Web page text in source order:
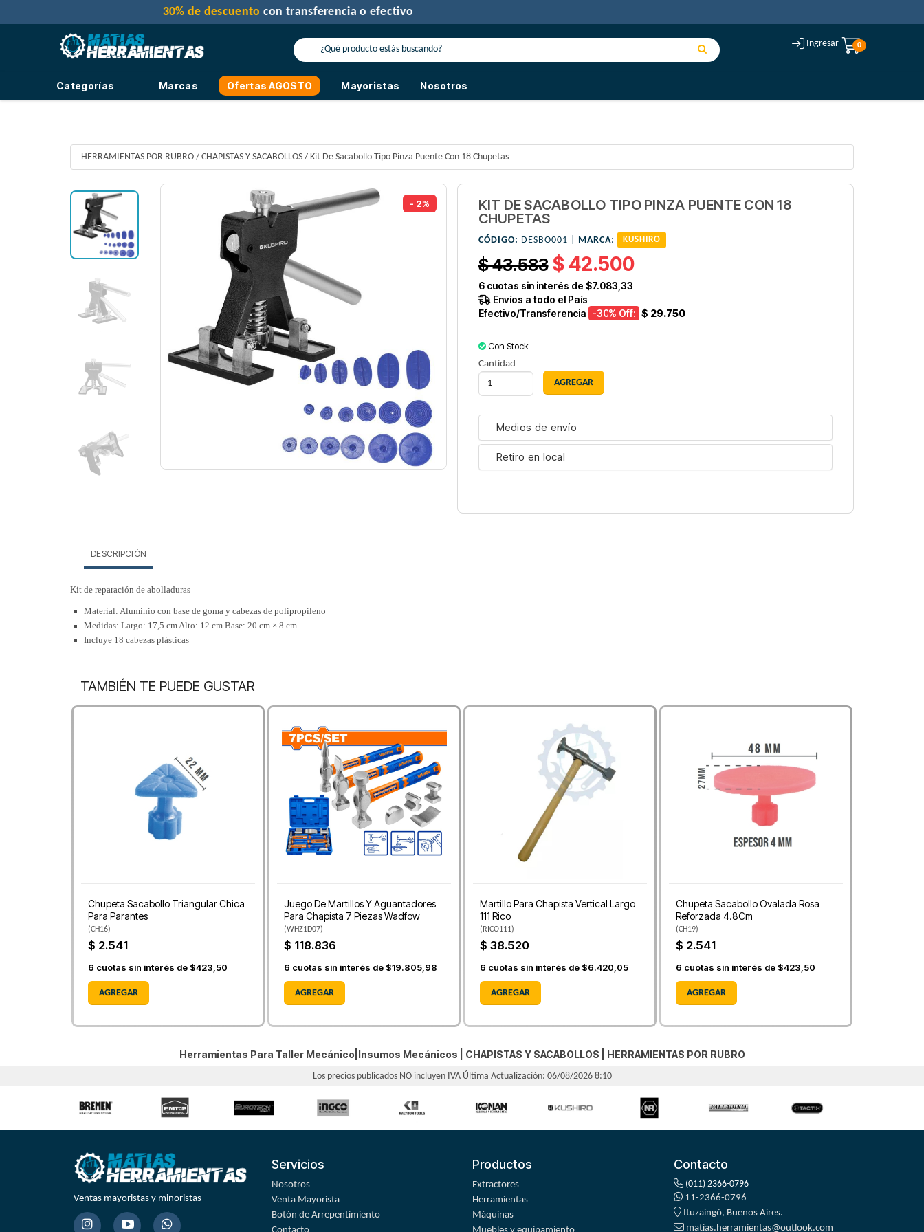
Ingresar 0
Categorías Marcas Ofertas AGOSTO Mayoristas Nosotros
30% de descuento
HERRAMIENTAS POR RUBRO / CHAPISTAS Y SACABOLLOS / Kit De Sacabollo Tipo Pinza Puente Con 18 Chupetas
- 2%
KIT DE SACABOLLO TIPO PINZA PUENTE CON 18
CHUPETAS
CÓDIGO: DESBO001 | MARCA: KUSHIRO
$ 43.583 $ 42.500
6cuotas sin interés de $7.083,33
Envíos a todo el País
Efectivo/Transferencia -30% Off: $ 29.750
Con Stock
Cantidad
Medios de envío
Retiro en local
DESCRIPCIÓN
Kit de reparación de abolladuras
Material: Aluminio con base de goma y cabezas de polipropileno
Medidas: Largo: 17,5 cm Alto: 12 cm Base: 20 cm × 8 cm
Incluye 18 cabezas plásticas
TAMBIÉN TE PUEDE GUSTAR
Chupeta Sacabollo Triangular Chica
Para Parantes
(CH16)
$ 2.541
6 cuotas sin interés de $423,50
AGREGAR
Juego De Martillos Y Aguantadores
Para Chapista 7 Piezas Wadfow
(WHZ1D07)
$ 118.836
6 cuotas sin interés de $19.805,98
AGREGAR
Martillo Para Chapista Vertical Largo
111 Rico
( RICO111)
$ 38.520
6 cuotas sin interés de $6.420,05
AGREGAR
Chupeta Sacabollo Ovalada Rosa
Reforzada 4.8Cm
(CH19)
$ 2.541
6 cuotas sin interés de $423,50
AGREGAR
Herramientas Para Taller Mecánico|Insumos Mecánicos | CHAPISTAS Y SACABOLLOS HERRAMIENTAS POR RUBRO
Los precios publicados NO incluyen IVA Última Actualización: 06/08/2026 8:10
Ventas mayoristas y minoristas
Servicios
Nosotros
Venta Mayorista
Botón de Arrepentimiento
Productos
Extractores
Herramientas
Máquinas
Contacto
(011) 2366-0796
11-2366-0796
Ituzaingó, Buenos Aires.
matias.herramientas@outlook.com